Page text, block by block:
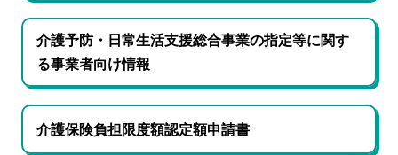
介護予防・日常生活支援総合事業の指定等に関す
る事業者向け情報
介護保険負担限度額認定額申請書